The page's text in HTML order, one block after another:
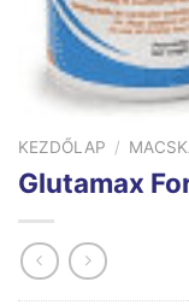
KEZDŐLAP /
Glutamax